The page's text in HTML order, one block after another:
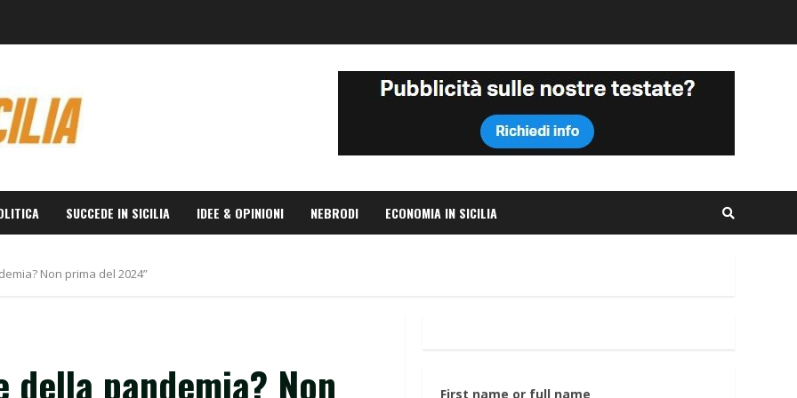
SUCCEDE IN SICILIA IDEE & OPINIONI NEBRODI ECONOMIA IN SICILIA
Non prima del 2024”
della pandemia? Non
First name or full name